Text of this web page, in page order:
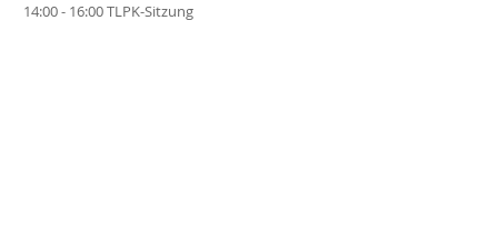
14:00 - 16:00 TLPK-Sitzung